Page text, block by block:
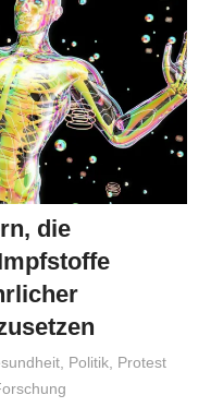
die
, Politik, Protest